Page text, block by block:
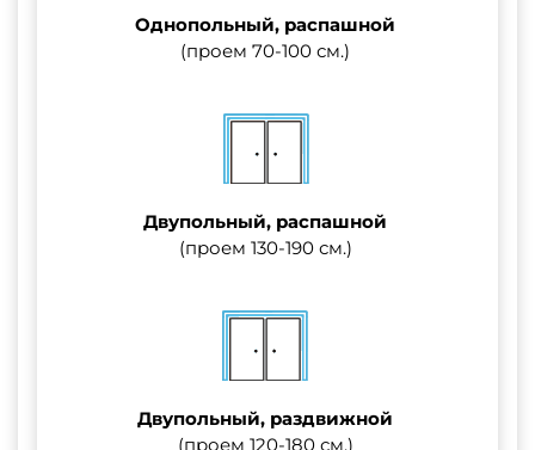
Однопольный, распашной
(проем 70-100 см.)
Двупольный, распашной
(проем 130-190 см.)
Двупольный, раздвижной
(проем 120-180 см.)